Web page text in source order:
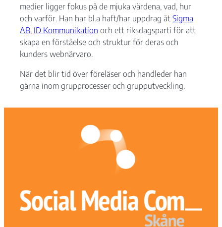
medier ligger fokus på de mjuka värdena, vad, hur
och varför. Han har bl.a haft/har uppdrag åt Sigma
AB, ID Kommunikation och ett riksdagsparti för att
skapa en förståelse och struktur för deras och
kunders webnärvaro.
När det blir tid över föreläser och handleder han
gärna inom grupprocesser och grupputveckling.
förbättra
hemsidans
funktionalitet
och
uppbyggnad,
baserat på
hemsidan
används.
Om du nekar
de här
kakorna